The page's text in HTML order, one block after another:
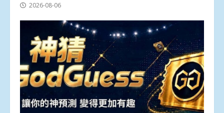
2026-08-06